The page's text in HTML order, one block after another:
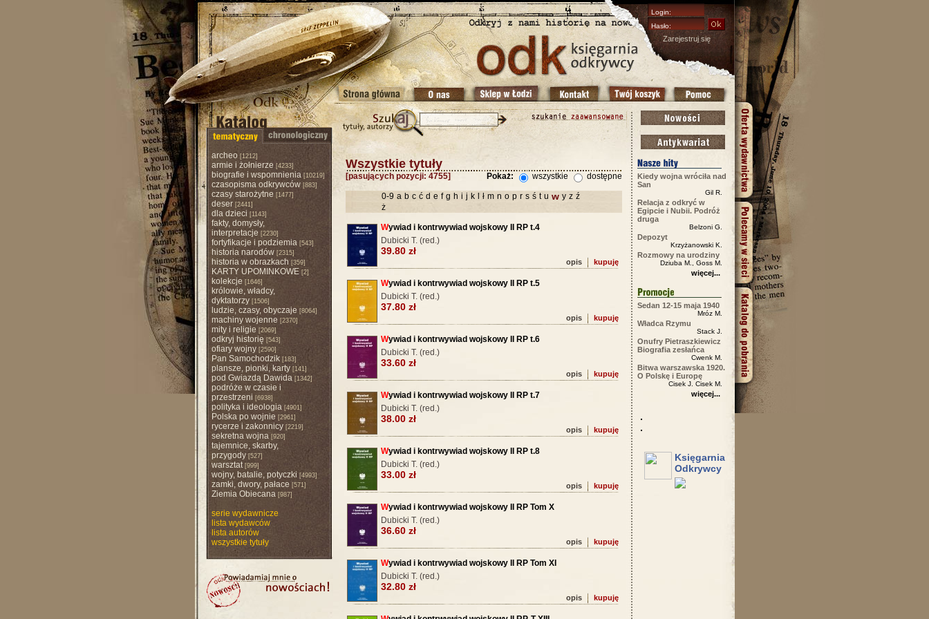
Zarejestruj się
archeo [1212]
armie i żołnierze [4233]
biografie i wspomnienia[10219]
czasopisma odkrywców[883]
czasy starożytne [1477]
deser[2441]
dla dzieci [1143]
fakty, domysły,
interpretacje [2230]
fortyfikacje i podziemia[543]
historia narodów[2315]
historia w obrazkach [359]
KARTY UPOMINKOWE[2]
kolekcje [1646]
królowie, władcy,
dyktatorzy[1506]
ludzie, czasy, obyczaje [8064]
machiny wojenne [2370]
mity i religie [2069]
odkryj historię[543]
ofiary wojny[2590]
Pan Samochodzik[183]
plansze, pionki, karty[141]
pod Gwiazdą Dawida[1342]
podróże w czasie i
przestrzeni [6938]
polityka i ideologia[4901]
Polska po wojnie [2961]
rycerze i zakonnicy[2219]
sekretna wojna[920]
tajemnice, skarby,
przygody[527]
warsztat[999]
wojny, batalie, potyczki [4993]
zamki, dwory, pałace [571]
Ziemia Obiecana[987]
serie wydawnicze
lista wydawców
lista autorów
wszystkie tytuły
Wszystkie tytuły
Pokaż: wszystkie dostępne
[pasujących pozycji: 4755]
0-9 a b c ć d e f g h i j k ł m n o p r s ś t u w y z ź
ż
opis kupuję
Wywiad i kontrwywiad wojskowy II RP t.4
Dubicki T. (red.)
39.80 zł
opis kupuję
Wywiad i kontrwywiad wojskowy II RP t.5
Dubicki T. (red.)
37.80 zł
opis kupuję
Wywiad i kontrwywiad wojskowy II RP t.6
Dubicki T. (red.)
33.60 zł
opis kupuję
Wywiad i kontrwywiad wojskowy II RP t.7
Dubicki T. (red.)
38.00 zł
opis kupuję
Wywiad i kontrwywiad wojskowy II RP t.8
Dubicki T. (red.)
33.00 zł
opis kupuję
Wywiad i kontrwywiad wojskowy II RP Tom X
Dubicki T. (red.)
36.60 zł
opis kupuję
Wywiad i kontrwywiad wojskowy II RP Tom XI
Dubicki T. (red.)
32.80 zł
Kiedy wojna wróciła nad
San
Gil R.
Relacja z odkryć w
Egipcie i Nubii. Podróż
druga
Belzoni G.
Depozyt
Krzyżanowski K.
Rozmowy na urodziny
Dziuba M., Goss M.
więcej...
Sedan 12-15 maja 1940
Mróz M.
Władca Rzymu
Stack J.
Onufry Pietraszkiewicz
Biografia zesłańca
Cwenk M.
Bitwa warszawska 1920.
O Polskę i Europę
Cisek J. Cisek M.
więcej...
Księgarnia
Odkrywcy